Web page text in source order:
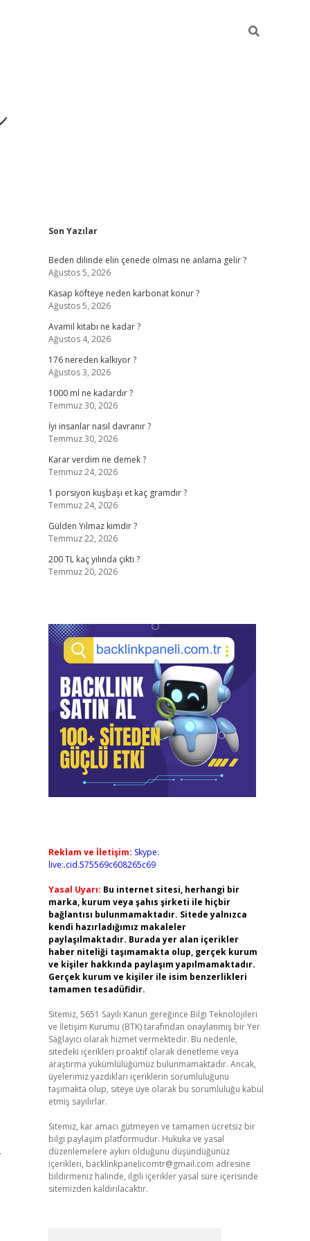
Sidebar
Son Yazılar
Beden dilinde elin çenede olması ne anlama gelir ?
Ağustos 5, 2026
Kasap köfteye neden karbonat konur ?
Ağustos 5, 2026
Avamil kitabı ne kadar ?
Ağustos 4, 2026
176 nereden kalkıyor ?
Ağustos 3, 2026
1000 ml ne kadardır ?
Temmuz 30, 2026
İyi insanlar nasıl davranır ?
Temmuz 30, 2026
Karar verdim ne demek ?
Temmuz 24, 2026
1 porsiyon kuşbaşı et kaç gramdır ?
Temmuz 24, 2026
Gülden Yılmaz kimdir ?
Temmuz 22, 2026
200 TL kaç yılında çıktı ?
Temmuz 20, 2026
Reklam ve İletişim: Skype:
live:.cid.575569c608265c69
Yasal Uyarı: Bu internet sitesi, herhangi bir
marka, kurum veya şahıs şirketi ile hiçbir
bağlantısı bulunmamaktadır. Sitede yalnızca
kendi hazırladığımız makaleler
paylaşılmaktadır. Burada yer alan içerikler
haber niteliği taşımamakta olup, gerçek kurum
ve kişiler hakkında paylaşım yapılmamaktadır.
Gerçek kurum ve kişiler ile isim benzerlikleri
tamamen tesadüfidir.
Sitemiz, 5651 Sayılı Kanun gereğince Bilgi Teknolojileri
ve İletişim Kurumu (BTK) tarafından onaylanmış bir Yer
Sağlayıcı olarak hizmet vermektedir. Bu nedenle,
sitedeki içerikleri proaktif olarak denetleme veya
araştırma yükümlülüğümüz bulunmamaktadır. Ancak,
üyelerimiz yazdıkları içeriklerin sorumluluğunu
taşımakta olup, siteye üye olarak bu sorumluluğu kabul
etmiş sayılırlar.
Sitemiz, kar amacı gütmeyen ve tamamen ücretsiz bir
bilgi paylaşım platformudur. Hukuka ve yasal
düzenlemelere aykırı olduğunu düşündüğünüz
içerikleri, backlinkpanelicomtr@gmail.com adresine
bildirmeniz halinde, ilgili içerikler yasal süre içerisinde
sitemizden kaldırılacaktır.